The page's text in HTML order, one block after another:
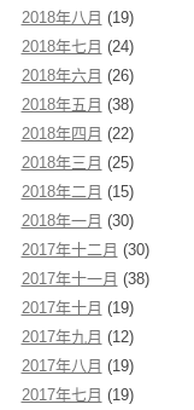
2018年八月 (19)
2018年七月 (24)
2018年六月 (26)
2018年五月 (38)
2018年四月 (22)
2018年三月 (25)
2018年二月 (15)
2018年一月 (30)
2017年十二月 (30)
2017年十一月 (38)
2017年十月 (19)
2017年九月 (12)
2017年八月 (19)
2017年七月 (19)